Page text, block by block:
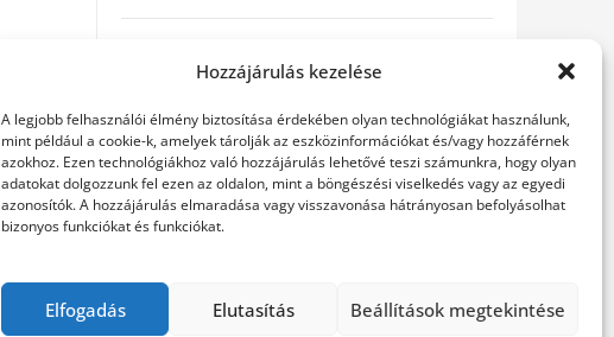
Hozzájárulás kezelése
A legjobb felhasználói élmény biztosítása érdekében olyan technológiákat használunk,
mint például a cookie-k, amelyek tárolják az eszközinformációkat és/vagy hozzáférnek
azokhoz. Ezen technológiákhoz való hozzájárulás lehetővé teszi számunkra, hogy olyan
adatokat dolgozzunk fel ezen az oldalon, mint a böngészési viselkedés vagy az egyedi
azonosítók. A hozzájárulás elmaradása vagy visszavonása hátrányosan befolyásolhat
bizonyos funkciókat és funkciókat.
Elfogadás Elutasítás Beállítások megtekintése
Címkék
hátfájás kezelése